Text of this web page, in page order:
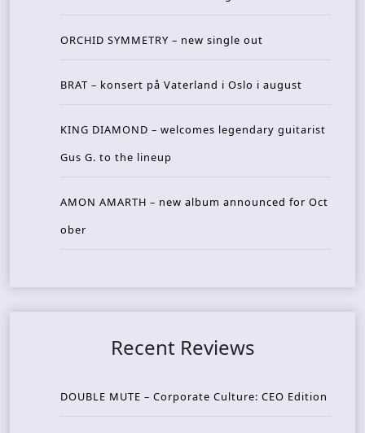
ORCHID SYMMETRY – new single out
BRAT – konsert på Vaterland i Oslo i august
KING DIAMOND – welcomes legendary guitarist
Gus G. to the lineup
AMON AMARTH – new album announced for Oct
ober
Recent Reviews
DOUBLE MUTE – Corporate Culture: CEO Edition